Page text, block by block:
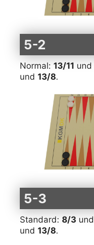
5-2
Normal: 13/11 und
und 13/8.
5-3
Standard: 8/3 und
und 13/8.